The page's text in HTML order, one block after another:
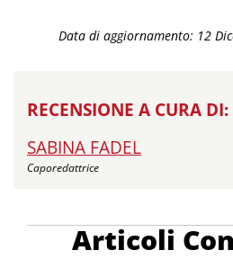
Data di aggiornamento: 12
RECENSIONE A CURA DI:
SABINA FADEL
Caporedattrice
Articoli